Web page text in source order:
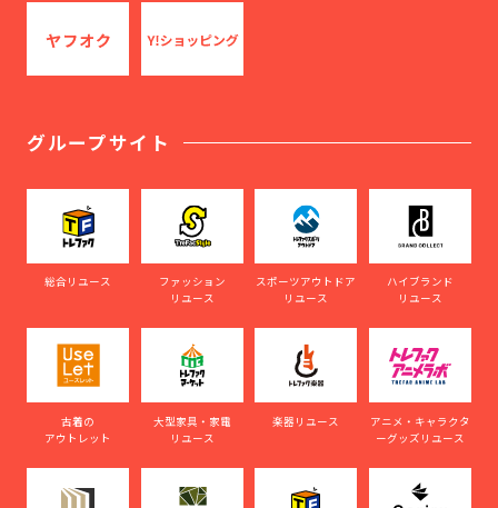
グループサイト
総合リユース
ファッション
リユース
スポーツアウトドア
リユース
ハイブランド
リユース
古着の
アウトレット
大型家具・家電
リユース
楽器リユース
アニメ・キャラクタ
ーグッズリユース